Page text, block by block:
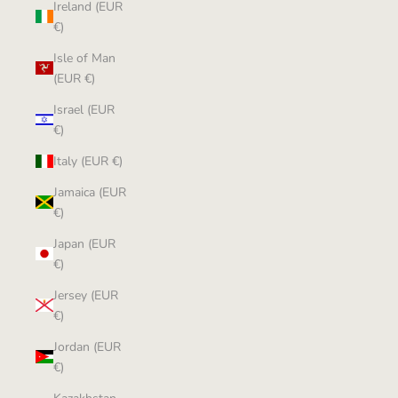
Ireland (EUR
€)
Isle of Man
(EUR €)
Israel (EUR
€)
Italy (EUR €)
Jamaica (EUR
€)
Japan (EUR
€)
Jersey (EUR
€)
Jordan (EUR
€)